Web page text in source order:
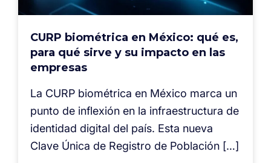
CURP biométrica en México: qué es,
para qué sirve y su impacto en las
empresas
La CURP biométrica en México marca un
punto de inflexión en la infraestructura de
identidad digital del país. Esta nueva
Clave Única de Registro de Población […]